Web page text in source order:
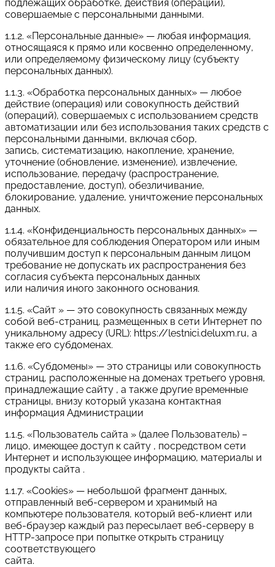
подлежащих обработке, действия (операции),
совершаемые с персональными данными.
1.1.2. «Персональные данные» — любая информация,
относящаяся к прямо или косвенно определенному,
или определяемому физическому лицу (субъекту
персональных данных).
1.1.3. «Обработка персональных данных» — любое
действие (операция) или совокупность действий
(операций), совершаемых с использованием средств
автоматизации или без использования таких средств с
персональными данными, включая сбор,
запись, систематизацию, накопление, хранение,
уточнение (обновление, изменение), извлечение,
использование, передачу (распространение,
предоставление, доступ), обезличивание,
блокирование, удаление, уничтожение персональных
данных.
1.1.4. «Конфиденциальность персональных данных» —
обязательное для соблюдения Оператором или иным
получившим доступ к персональным данным лицом
требование не допускать их распространения без
согласия субъекта персональных данных
или наличия иного законного основания.
1.1.5. «Сайт » — это совокупность связанных между
собой веб-страниц, размещенных в сети Интернет по
уникальному адресу (URL): https://lestnici.deluxm.ru, а
также его субдоменах.
1.1.6. «Субдомены» — это страницы или совокупность
страниц, расположенные на доменах третьего уровня,
принадлежащие сайту , а также другие временные
страницы, внизу который указана контактная
информация Администрации
1.1.5. «Пользователь сайта » (далее Пользователь) –
лицо, имеющее доступ к сайту , посредством сети
Интернет и использующее информацию, материалы и
продукты сайта .
1.1.7. «Cookies» — небольшой фрагмент данных,
отправленный веб-сервером и хранимый на
компьютере пользователя, который веб-клиент или
веб-браузер каждый раз пересылает веб-серверу в
HTTP-запросе при попытке открыть страницу
соответствующего
сайта.